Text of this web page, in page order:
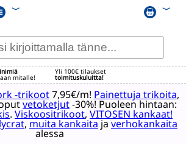
﹀ ﹀
mitalle!
Yli 100€ tilaukset
toimituskuluitta!
-trikoot7,95€/m! Painettuja trikoita,
vetoketjut-30%! Puoleen hintaan:
. Viskoositrikoot, VITOSEN kankaat!
,muita kankaitajaverhokankaita
alessa